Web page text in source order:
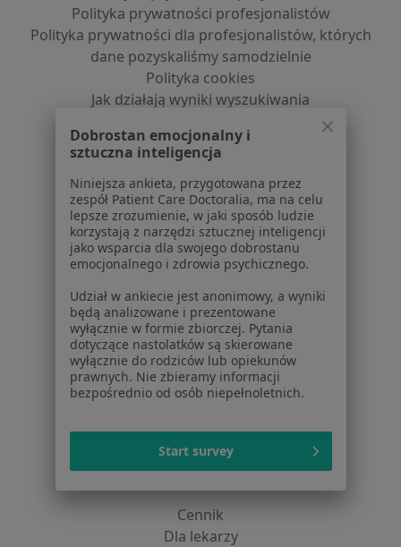
Polityka prywatności profesjonalistów
Polityka prywatności dla profesjonalistów, których
dane pozyskaliśmy samodzielnie
Polityka cookies
Jak działają wyniki wyszukiwania
O nas
Praca Rekrutujemy!
Partnerzy
Centrum prasowe
Kontakt
Dla pacjentów
Lekarze
Placówki medyczne
Pytania i odpowiedzi
Usługi i zabiegi
Choroby
Pomoc
Blog dla pacjentów
Cennik
Dla lekarzy
Dobrostan emocjonalny i
sztuczna inteligencja
Niniejsza ankieta, przygotowana przez
zespół Patient Care Doctoralia, ma na celu
lepsze zrozumienie, w jaki sposób ludzie
korzystają z narzędzi sztucznej inteligencji
jako wsparcia dla swojego dobrostanu
emocjonalnego i zdrowia psychicznego.
Udział w ankiecie jest anonimowy, a wyniki
będą analizowane i prezentowane
wyłącznie w formie zbiorczej. Pytania
dotyczące nastolatków są skierowane
wyłącznie do rodziców lub opiekunów
prawnych. Nie zbieramy informacji
bezpośrednio od osób niepełnoletnich.
Start survey